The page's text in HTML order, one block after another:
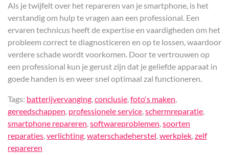
Als je twijfelt over het repareren van je smartphone, is het
verstandig om hulp te vragen aan een professional. Een
ervaren technicus heeft de expertise en vaardigheden om het
probleem correct te diagnosticeren en op te lossen, waardoor
verdere schade wordt voorkomen. Door te vertrouwen op
een professional kun je gerust zijn dat je geliefde apparaat in
goede handen is en weer snel optimaal zal functioneren.
Tags: batterijvervanging,conclusie,foto's maken,
gereedschappen, professionele service,schermreparatie,
smartphone repareren,softwareproblemen,soorten
reparaties,verlichting,waterschadeherstel,werkplek,zelf
repareren